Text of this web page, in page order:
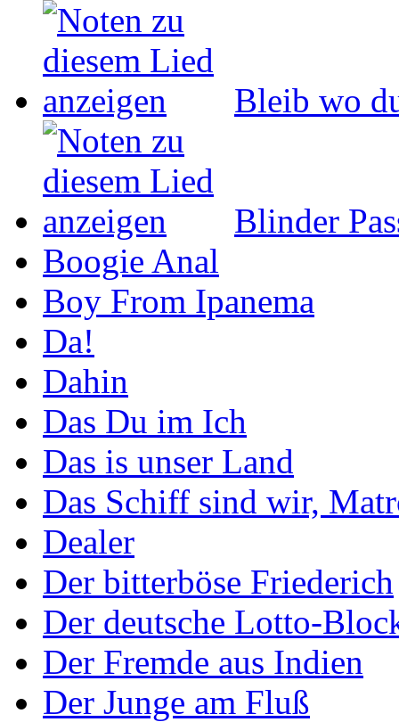
Bleib wo
Blinder
Boogie Anal
Boy From Ipanema
Da!
Dahin
Das Du im Ich
Das is unser Land
Das Schiff sind wir,
Dealer
Der bitterböse Friederich
Der deutsche Lotto-
Der Fremde aus Indien
Der Junge am Fluß